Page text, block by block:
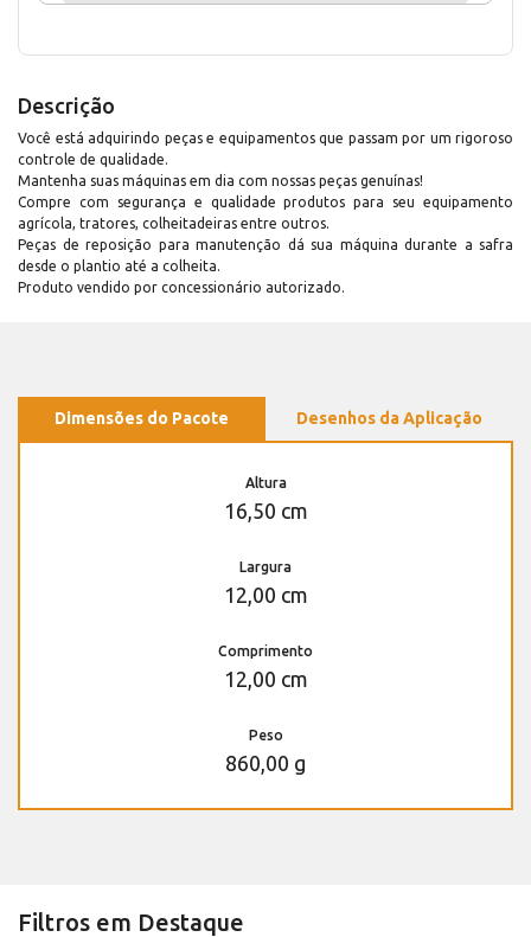
Descrição
Você está adquirindo peças e equipamentos que passam por um rigoroso
controle de qualidade.
Mantenha suas máquinas em dia com nossas peças genuínas!
Compre com segurança e qualidade produtos para seu equipamento
agrícola, tratores, colheitadeiras entre outros.
Peças de reposição para manutenção dá sua máquina durante a safra
desde o plantio até a colheita.
Produto vendido por concessionário autorizado.
Dimensões do Pacote Desenhos da Aplicação
Altura
16,50 cm
Largura
12,00 cm
Comprimento
12,00 cm
Peso
860,00 g
Filtros em Destaque